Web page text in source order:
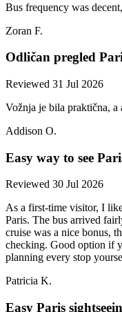
Bus frequency was
Zoran F.
Odličan pregled
Reviewed 31 Jul 2026
Vožnja je bila praktična, a
Addison O.
Easy way to see
Reviewed 30 Jul 2026
As a first-time visitor, I
Paris. The bus arrived
cruise was a nice bonus,
checking. Good option if
planning every stop
Patricia K.
Easy Paris